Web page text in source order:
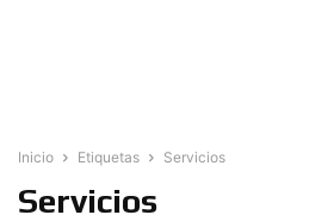
Inicio Etiquetas Servicios
Servicios